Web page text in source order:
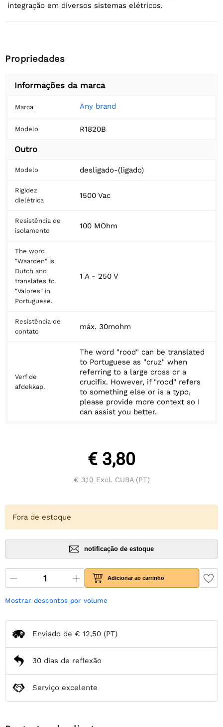
integração em diversos sistemas elétricos.
Propriedades
Informações da marca
Marca Any brand
Modelo R1820B
Outro
Modelo desligado-(ligado)
Rigidez
dielétrica
1500 Vac
Resistência de
isolamento
100 MOhm
The word
"Waarden" is
Dutch and
translates to
"Valores" in
Portuguese.
1 A - 250 V
Resistência de
contato
máx. 30mohm
Verf de
afdekkap.
The word "rood" can be translated
to Portuguese as "cruz" when
referring to a large cross or a
crucifix. However, if "rood" refers
to something else or is a typo,
please provide more context so I
can assist you better.
€ 3,80
€ 3,10 Excl. CUBA (PT)
Fora de estoque
notificação de estoque
Adicionar ao carrinho
Mostrar descontos por volume
Enviado de € 12,50 (PT)
30 dias de reflexão
Serviço excelente